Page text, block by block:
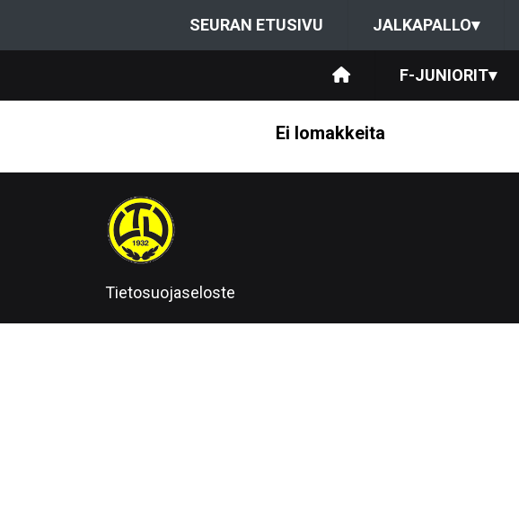
SEURAN ETUSIVU JALKAPALLO▾
F-JUNIORIT▾
Ei lomakkeita
Tietosuojaseloste